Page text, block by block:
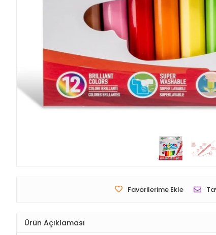
Favorilerime Ekle
Ürün Açıklaması